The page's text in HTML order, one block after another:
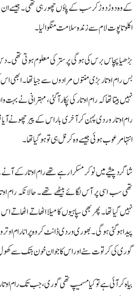
کے وہ دوڑ دوڑ کر سب کے پاؤں چھو رہی تھی۔ جیسے
اکلوتا پوت لام سے زندہ سلامت منگوا لیا۔
بڑھیا پچاس برس کی ہوگی پر ستر کی معلوم ہوتی تھی۔
بس رام اوتار بڑی منتوں مرادوں سے جیا تھا۔ ابھی
نہیں بیتا تھا کہ رام اوتار کی پکار آ گئی، مہترانی نے بہت
رام اوتار وردی پہن کر آخری بار اس کے پیر چھونے
انتہا مرعوب ہوئی جیسے وہ کرنل ہی تو ہو گیا تھا۔
شاگرد پیشے میں نوکر مسکرا رہے تھے رام اوتار کے
تھی سب اسی پر آس لگائے بیٹھے تھے۔ حالانکہ رام
نہیں گیا تھا۔ پھر بھی سپاہیوں کا میلا اٹھاتے اٹھاتے
پیدا ہو گئی ہو گی۔ بھوری وردی ڈانٹ کر وہ پرانا رام
گوری کی کرتوت سنے اور اس کا جوان خون ہتک سے
بیاہ کر آئی ہے تو کیا مسمیپ تھی گوری، جب تک رام